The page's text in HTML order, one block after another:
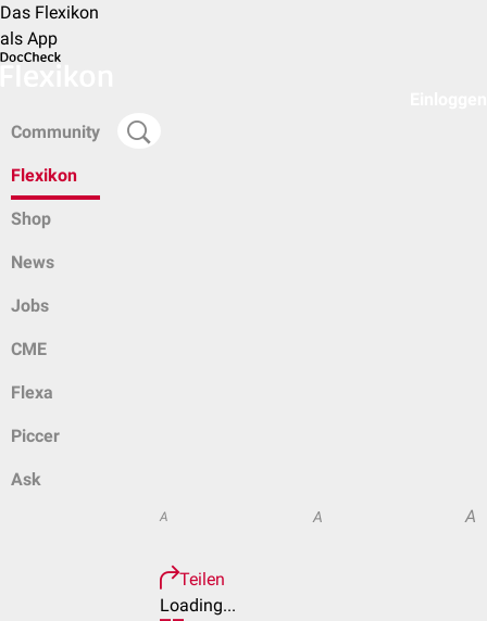
Das Flexikon
als App
Community
Flexikon
Shop
News
Jobs
CME
Flexa
Piccer
Ask
A A A
Teilen
Loading...